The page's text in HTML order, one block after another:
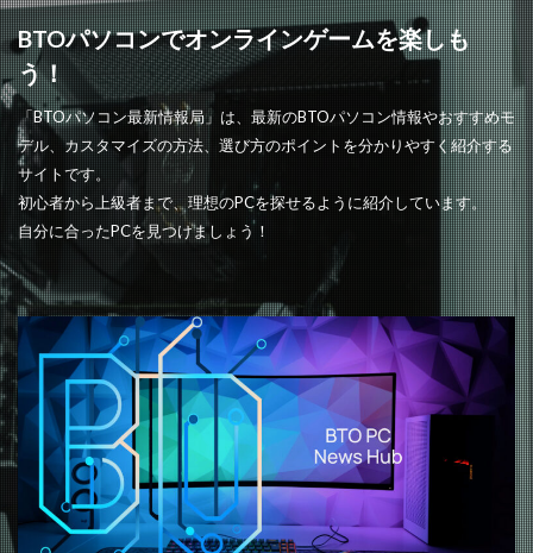
BTOパソコンでオンラインゲームを楽しも
う！
「BTOパソコン最新情報局」は、最新のBTOパソコン情報やおすすめモ
デル、カスタマイズの方法、選び方のポイントを分かりやすく紹介する
サイトです。
初心者から上級者まで、理想のPCを探せるように紹介しています。
自分に合ったPCを見つけましょう！